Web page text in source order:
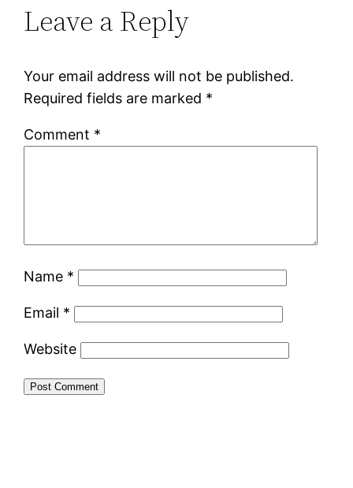
Leave a Reply
Your email address will not be published.
Required fields are marked *
Comment *
Name *
Email *
Website